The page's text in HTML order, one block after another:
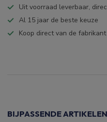
Uit voorraad leverbaar,
Al 15 jaar de beste keuze
Koop direct van de fabrikant
BIJPASSENDE ARTIKELEN